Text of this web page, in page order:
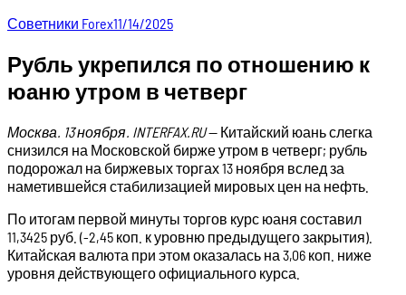
Советники Forex11/14/2025
Рубль укрепился по отношению к
юаню утром в четверг
Москва. 13 ноября. INTERFAX.RU— Китайский юань слегка
снизился на Московской бирже утром в четверг; рубль
подорожал на биржевых торгах 13 ноября вслед за
наметившейся стабилизацией мировых цен на нефть.
По итогам первой минуты торгов курс юаня составил
11,3425 руб. (-2,45 коп. к уровню предыдущего закрытия).
Китайская валюта при этом оказалась на 3,06 коп. ниже
уровня действующего официального курса.